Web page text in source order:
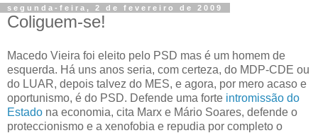
segunda-feira, 2 de fevereiro de 2009
Coliguem-se!
Macedo Vieira foi eleito pelo PSD mas é um homem de
esquerda. Há uns anos seria, com certeza, do MDP-CDE ou
do LUAR, depois talvez do MES, e agora, por mero acaso e
oportunismo, é do PSD. Defende uma forte intromissão do
Estado na economia, cita Marx e Mário Soares, defende o
proteccionismo e a xenofobia e repudia por completo o